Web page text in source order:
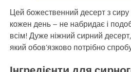
Цей божественний десерт з
кожен день – не набридає і
всім! Дуже ніжний сирний
який обов’язково потрібно